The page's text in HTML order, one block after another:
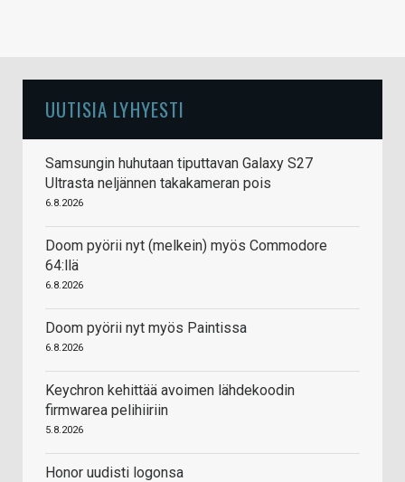
UUTISIA LYHYESTI
Samsungin huhutaan tiputtavan Galaxy S27
Ultrasta neljännen takakameran pois
6.8.2026
Doom pyörii nyt (melkein) myös Commodore
64:llä
6.8.2026
Doom pyörii nyt myös Paintissa
6.8.2026
Keychron kehittää avoimen lähdekoodin
firmwarea pelihiiriin
5.8.2026
Honor uudisti logonsa